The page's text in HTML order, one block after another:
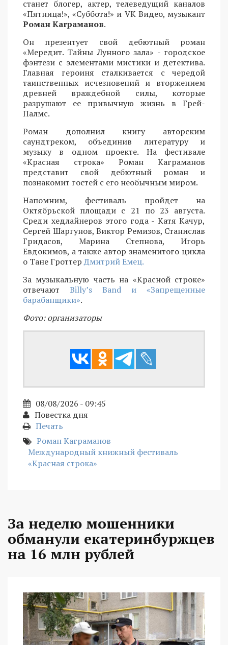
станет блогер, актер, телеведущий каналов
«Пятница!», «Суббота!» и VK Видео, музыкант
Роман Каграманов.
Он презентует свой дебютный роман
«Мередит. Тайны Лунного зала» - городское
фэнтези с элементами мистики и детектива.
Главная героиня сталкивается с чередой
таинственных исчезновений и вторжением
древней враждебной силы, которые
разрушают ее привычную жизнь в Грей-
Палмс.
Роман дополнил книгу авторским
саундтреком, объединив литературу и
музыку в одном проекте. На фестивале
«Красная строка» Роман Каграманов
представит свой дебютный роман и
познакомит гостей с его необычным миром.
Напомним, фестиваль пройдет на
Октябрьской площади с 21 по 23 августа.
Среди хедлайнеров этого года - Катя Качур,
Сергей Шаргунов, Виктор Ремизов, Станислав
Гридасов, Марина Степнова, Игорь
Евдокимов, а также автор знаменитого цикла
о Тане ГроттерДмитрий Емец.
За музыкальную часть на «Красной строке»
отвечают Billy’s Band и «Запрещенные
барабанщики».
Фото: организаторы
08/08/2026 - 09:45
Повестка дня
Печать
Роман Каграманов
Международный книжный фестиваль
«Красная строка»
За неделю мошенники
обманули екатеринбуржцев
на 16 млн рублей